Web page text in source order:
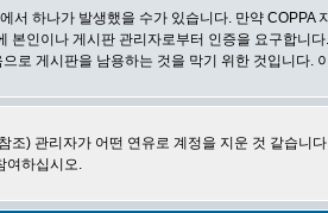
하나가 발생했을 수가 있습니다. 만약 COPPA
인이나 게시판 관리자로부터 인증을 요구합
로 게시판을 남용하는 것을 막기 위한 것입니다.
) 관리자가 어떤 연유로 계정을 지운 것 같습
여하십시오.